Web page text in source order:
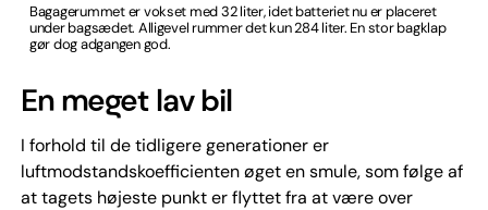
Bagagerummet er vokset med 32 liter, idet batteriet nu er placeret
under bagsædet. Alligevel rummer det kun 284 liter. En stor bagklap
gør dog adgangen god.
En meget lav bil
I forhold til de tidligere generationer er
luftmodstandskoefficienten øget en smule, som følge af
at tagets højeste punkt er flyttet fra at være over